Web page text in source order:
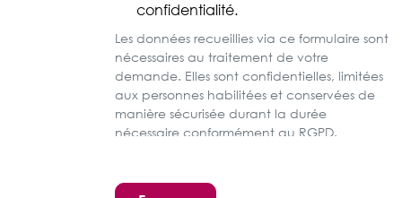
confidentialité.
Les données recueillies via ce formulaire sont
nécessaires au traitement de votre
demande. Elles sont confidentielles, limitées
aux personnes habilitées et conservées de
manière sécurisée durant la durée
nécessaire conformément au RGPD.
de vos droits d’accès, de rectification, de